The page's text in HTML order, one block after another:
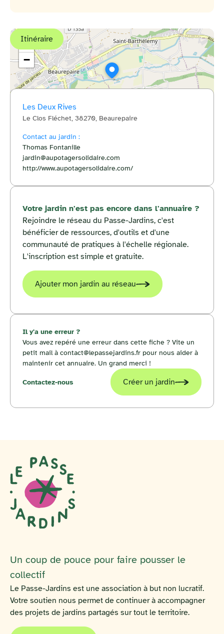
Itinéraire
+
−
Les Deux Rives
Le Clos Fléchet, 38270, Beaurepaire
Contact au jardin :
Thomas Fontanille
jardin@aupotagersolidaire.com
http://www.aupotagersolidaire.com/
Votre jardin n'est pas encore dans l'annuaire ?
Rejoindre le réseau du Passe-Jardins, c'est
bénéficier de ressources, d'outils et d'une
communauté de pratiques à l'échelle régionale.
L'inscription est simple et gratuite.
Ajouter mon jardin au réseau
Il y'a une erreur ?
Vous avez repéré une erreur dans cette fiche ? Vite un
petit mail à contact@lepassejardins.fr pour nous aider à
maintenir cet annuaire. Un grand merci !
Contactez-nous Créer un jardin
Un coup de pouce pour faire pousser le
collectif
Le Passe-Jardins est une association à but non lucratif.
Votre soutien nous permet de continuer à accompagner
des projets de jardins partagés sur tout le territoire.